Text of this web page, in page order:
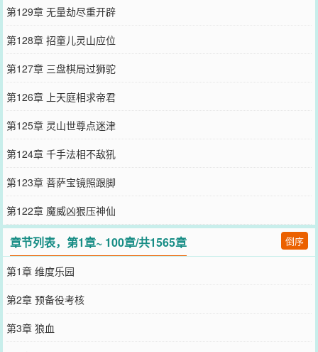
第129章 无量劫尽重开辟
第128章 招童儿灵山应位
第127章 三盘棋局过狮驼
第126章 上天庭相求帝君
第125章 灵山世尊点迷津
第124章 千手法相不敌犼
第123章 菩萨宝镜照跟脚
第122章 魔威凶狠压神仙
章节列表，第1章~ 100章/共1565章 倒序
第1章 维度乐园
第2章 预备役考核
第3章 狼血